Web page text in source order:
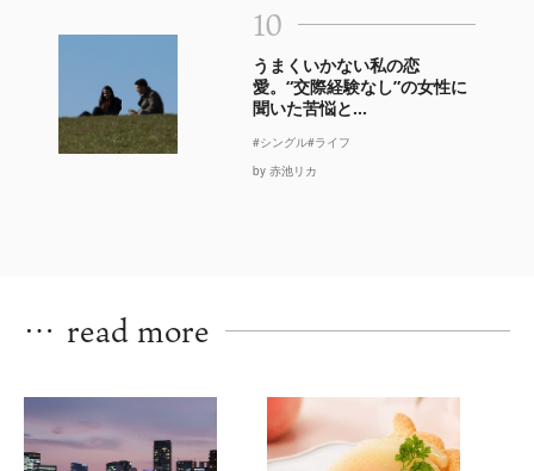
10
うまくいかない私の恋
愛。“交際経験なし”の女性に
聞いた苦悩と...
#シングル#ライフ
by 赤池リカ
… read more